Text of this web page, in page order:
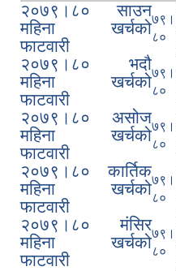
२०७९।८० साउन
महिना खर्चको
फाटवारी
७९।
८०
२०७९।८० भदौ
महिना खर्चको
फाटवारी
७९।
८०
२०७९।८० असोज
महिना खर्चको
फाटवारी
७९।
८०
२०७९।८० कार्तिक
महिना खर्चको
फाटवारी
७९।
८०
२०७९।८० मंसिर
महिना खर्चको
फाटवारी
७९।
८०